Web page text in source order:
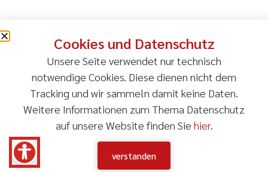
copyright 2026 natürlich inklusiv
Allgemeine Geschäftsbedingungen (AGB)
Barrierefreiheitserklärung
Presse
Cookies und Datenschutz
Unsere Seite verwendet nur technisch
notwendige Cookies. Diese dienen nicht dem
Tracking und wir sammeln damit keine Daten.
Weitere Informationen zum Thema Datenschutz
auf unsere Website finden Sie hier.
verstanden